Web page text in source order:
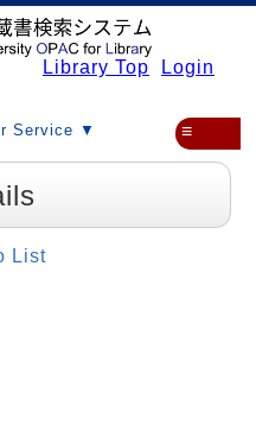
Library Top Login
Service ▼ ≡
List